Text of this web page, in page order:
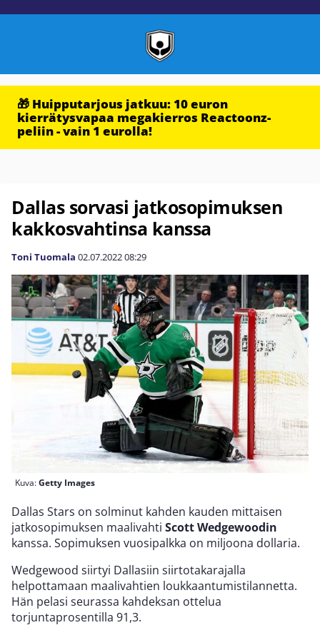
🎁 Huipputarjous jatkuu: 10 euron
kierrätysvapaa megakierros Reactoonz-
peliin - vain 1 eurolla!
Dallas sorvasi jatkosopimuksen
kakkosvahtinsa kanssa
Toni Tuomala 02.07.202208:29
Kuva:Getty Images
Dallas Stars on solminut kahden kauden mittaisen
jatkosopimuksen maalivahti Scott Wedgewoodin
kanssa. Sopimuksen vuosipalkka on miljoona dollaria.
Wedgewood siirtyi Dallasiin siirtotakarajalla
helpottamaan maalivahtien loukkaantumistilannetta.
Hän pelasi seurassa kahdeksan ottelua
torjuntaprosentilla 91,3.